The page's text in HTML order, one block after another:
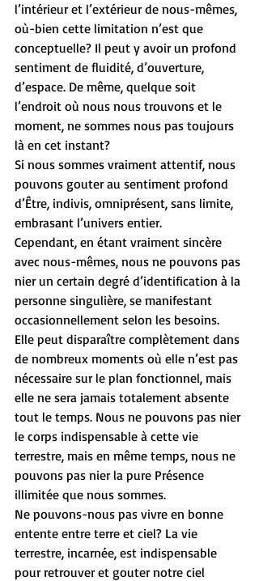
l’intérieur et l’extérieur de nous-mêmes,
où-bien cette limitation n’est que
conceptuelle? Il peut y avoir un profond
sentiment de fluidité, d’ouverture,
d’espace. De même, quelque soit
l’endroit où nous nous trouvons et le
moment, ne sommes nous pas toujours
là en cet instant?
Si nous sommes vraiment attentif, nous
pouvons gouter au sentiment profond
d’Être, indivis, omniprésent, sans limite,
embrasant l’univers entier.
Cependant, en étant vraiment sincère
avec nous-mêmes, nous ne pouvons pas
nier un certain degré d’identification à la
personne singulière, se manifestant
occasionnellement selon les besoins.
Elle peut disparaître complètement dans
de nombreux moments où elle n’est pas
nécessaire sur le plan fonctionnel, mais
elle ne sera jamais totalement absente
tout le temps. Nous ne pouvons pas nier
le corps indispensable à cette vie
terrestre, mais en même temps, nous ne
pouvons pas nier la pure Présence
illimitée que nous sommes.
Ne pouvons-nous pas vivre en bonne
entente entre terre et ciel? La vie
terrestre, incarnée, est indispensable
pour retrouver et gouter notre ciel